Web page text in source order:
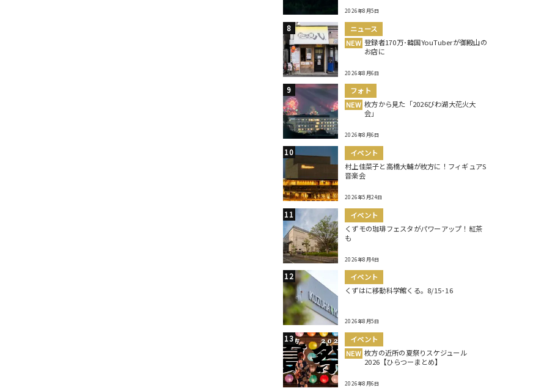
2026年8月5日
ニュース
NEW 登録者170万･韓国YouTuberが御殿山の
お店に
2026年8月6日
フォト
NEW 枚方から見た「2026びわ湖大花火大
会」
2026年8月6日
イベント
村上佳菜子と高橋大輔が枚方に！フィギュアS
音楽会
2026年5月24日
イベント
くずモの珈琲フェスタがパワーアップ！紅茶
も
2026年8月4日
イベント
くずはに移動科学館くる。8/15･16
2026年8月5日
イベント
NEW 枚方の近所の夏祭りスケジュール
2026【ひらつーまとめ】
2026年8月6日